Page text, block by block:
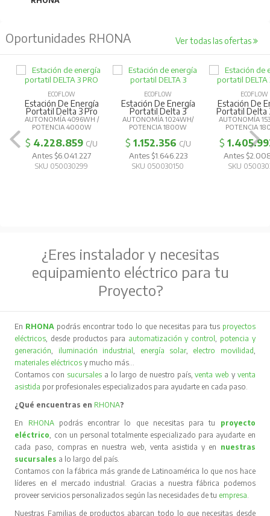
Oportunidades RHONA Ver todas las ofertas
ECOFLOW
Estación De Energía
Portatil Delta 3 Pro
AUTONOMÍA 4096WH /
POTENCIA 4000W
$ 4.228.859 C/U
Antes $6.041.227
SKU 050030299
ECOFLOW
Estación De Energía
Portatil Delta 3
AUTONOMÍA 1024WH/
POTENCIA 1800W
$ 1.152.356 C/U
Antes $1.646.223
SKU 050030150
ECOFLOW
Estación De
Portatil Delta
AUTONOMÍA
POTENCIA
$
Antes
SKU
¿Eres instalador y necesitas
equipamiento eléctrico para tu
Proyecto?
En RHONA podrás encontrar todo lo que necesitas para tus proyectos
eléctricos , desde productos para automatización y control
potencia y
generación
iluminación industrial energía solar, electro movilidad
materiales eléctricos y mucho más…
Contamos con sucursales a lo largo de nuestro país,venta web y venta
asistida por profesionales especializados para ayudarte en cada paso.
¿Qué encuentras en RHONA?
En RHONA podrás encontrar lo que necesitas para tu proyecto
eléctrico , con un personal totalmente especializado para ayudarte en
cada paso, compras en nuestra web, venta asistida y en nuestras
sucursales a lo largo del país.
Contamos con la fábrica más grande de Latinoamérica lo que nos hace
líderes en el mercado industrial. Gracias a nuestra fábrica podemos
proveer servicios personalizados según las necesidades de tu empresa
Nuestras Familias de productos abarcan todo lo que necesitas desde